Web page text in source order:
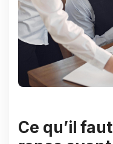
Ce qu’il